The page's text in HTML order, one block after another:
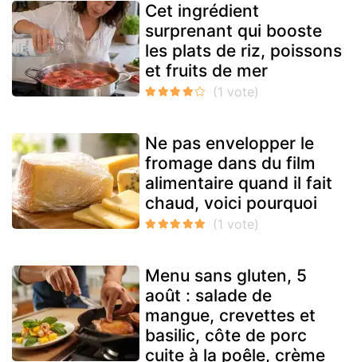
Cet ingrédient
surprenant qui booste
les plats de riz, poissons
et fruits de mer
Ne pas envelopper le
fromage dans du film
alimentaire quand il fait
chaud, voici pourquoi
Menu sans gluten, 5
août : salade de
mangue, crevettes et
basilic, côte de porc
cuite à la poêle, crème